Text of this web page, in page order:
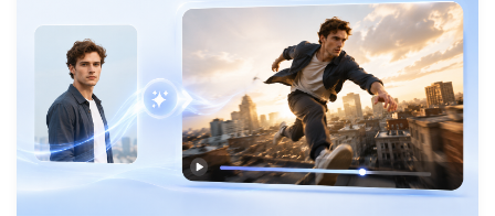
Покращувач Відео
Набори Інструментів для Фото
Видалення Фонового Зображення
Видалення Водяного Знаку з Фото Необмежено